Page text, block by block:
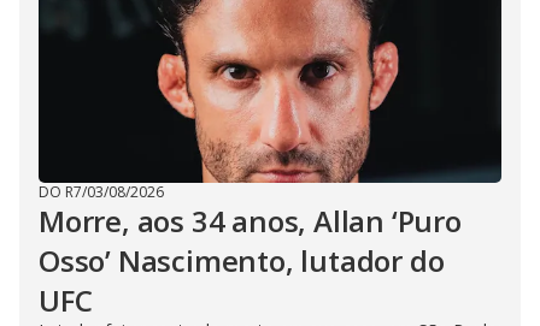
DO R7/03/08/2026
Morre, aos 34 anos, Allan ‘Puro
Osso’ Nascimento, lutador do
UFC